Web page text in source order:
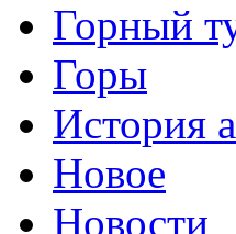
Горный
Горы
История
Новое
Новости